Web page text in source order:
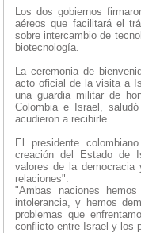
Los dos gobiernos
aéreos que facilitará el
sobre intercambio de
biotecnología.
La ceremonia de
acto oficial de la visita a
una guardia militar de
Colombia e Israel,
acudieron a recibirle.
El presidente
creación del Estado de
valores de la democracia
relaciones".
"Ambas naciones
intolerancia, y hemos
problemas que
conflicto entre Israel y los